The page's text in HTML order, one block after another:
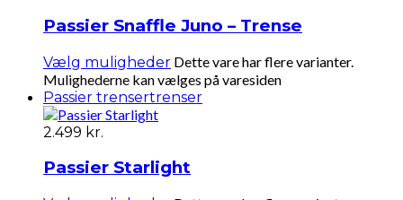
Passier Snaffle Juno – Trense
Vælg muligheder Dette vare har flere varianter.
Mulighederne kan vælges på varesiden
Passier trensertrenser
2.499 kr.
Passier Starlight